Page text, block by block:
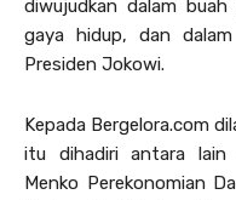
diwujudkan dalam
gaya hidup, dan
Presiden Jokowi.
Kepada Bergelora.com
itu dihadiri antara lain
Menko Perekonomian